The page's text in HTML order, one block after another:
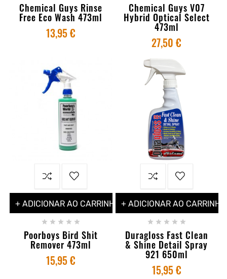
Chemical Guys Rinse
Free Eco Wash 473ml
13,95 €
Chemical Guys V07
Hybrid Optical Select
473ml
27,50 €
+ ADICIONAR AO CARRINHO
    
Poorboys Bird Shit
Remover 473ml
15,95 €
+ ADICIONAR AO CARRINHO
    
Duragloss Fast Clean
& Shine Detail Spray
921 650ml
15,95 €